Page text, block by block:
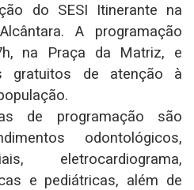
do SESI Itinerante na
A programação
na Praça da Matriz, e
gratuitos de atenção à
de programação são
odontológicos,
eletrocardiograma,
e pediátricas, além de